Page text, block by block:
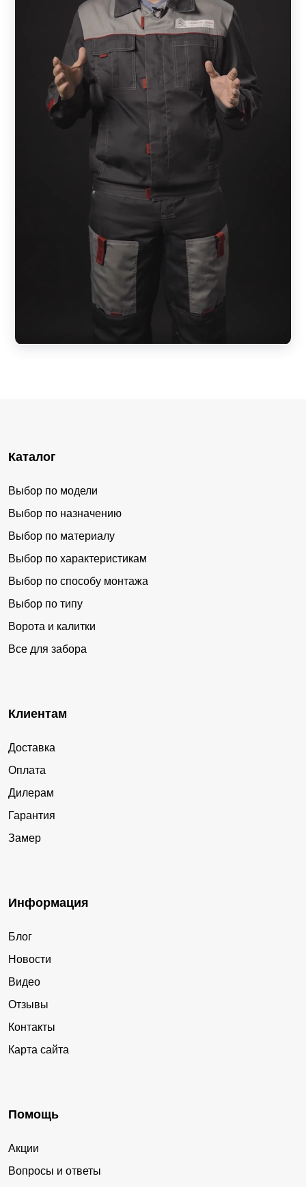
Каталог
Выбор по модели
Выбор по назначению
Выбор по материалу
Выбор по характеристикам
Выбор по способу монтажа
Выбор по типу
Ворота и калитки
Все для забора
Клиентам
Доставка
Оплата
Дилерам
Гарантия
Замер
Информация
Блог
Новости
Видео
Отзывы
Контакты
Карта сайта
Помощь
Акции
Вопросы и ответы